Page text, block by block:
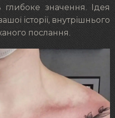
значення. Ідея
історії, внутрішнього
послання.